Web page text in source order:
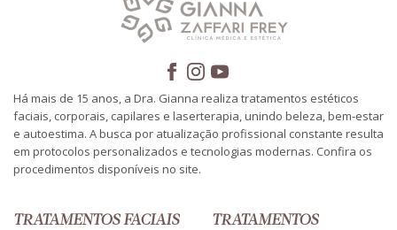
Há mais de 15 anos, a Dra. Gianna realiza tratamentos estéticos
faciais, corporais, capilares e laserterapia, unindo beleza, bem-estar
e autoestima. A busca por atualização profissional constante resulta
em protocolos personalizados e tecnologias modernas. Confira os
procedimentos disponíveis no site.
TRATAMENTOS FACIAIS
TRATAMENTOS